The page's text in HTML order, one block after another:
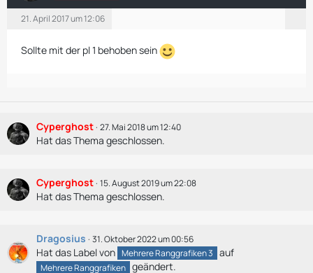
21. April 2017 um 12:06
Sollte mit der pl 1 behoben sein
Cyperghost 27. Mai 2018 um 12:40
Hat das Thema geschlossen.
Cyperghost 15. August 2019 um 22:08
Hat das Thema geschlossen.
Dragosius 31. Oktober 2022 um 00:56
Hat das Label von Mehrere Ranggrafiken 3 auf
Mehrere Ranggrafiken geändert.